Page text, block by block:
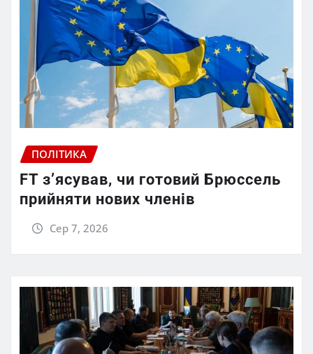
ПОЛІТИКА
FT зʼясував, чи готовий Брюссель
прийняти нових членів
Сер 7, 2026